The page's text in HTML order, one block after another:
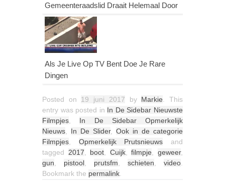
Gemeenteraadslid Draait Helemaal Door
Als Je Live Op TV Bent Doe Je Rare
Dingen
Posted on 19 juni 2017 by Markie . This
entry was posted in In De Sidebar Nieuwste
Filmpjes
In De Sidebar Opmerkelijk
Nieuws
In De Slider, Ook in de categorie
Filmpjes
Opmerkelijk Prutsnieuws and
tagged 2017 boot Cuijk,filmpje ,geweer,
gun
pistool prutsfm schieten video
Bookmark the permalink